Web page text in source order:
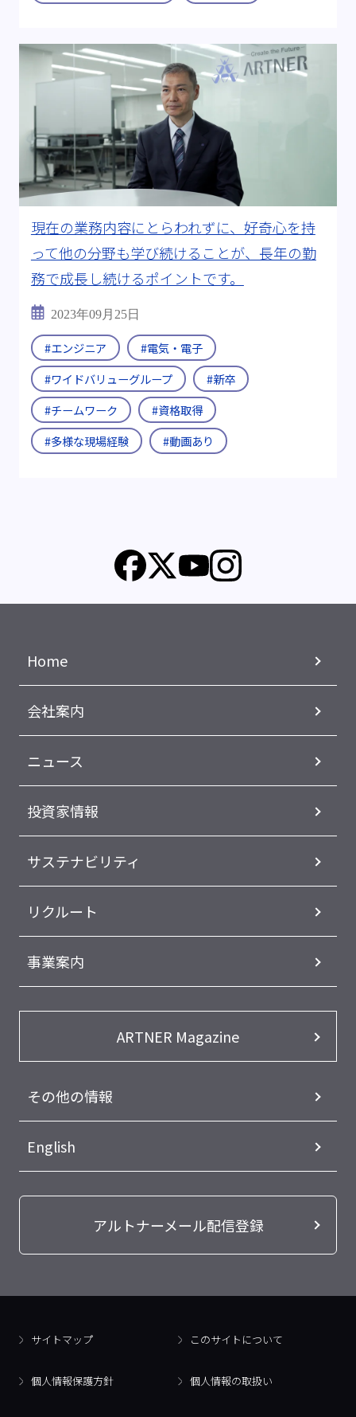
現在の業務内容にとらわれずに、好奇心を持
って他の分野も学び続けることが、長年の勤
務で成長し続けるポイントです。
2023年09月25日
#エンジニア
#電気・電子
#ワイドバリューグループ
#新卒
#チームワーク
#資格取得
#多様な現場経験
#動画あり
Home
会社案内
ニュース
投資家情報
サステナビリティ
リクルート
事業案内
ARTNER Magazine
その他の情報
English
アルトナーメール配信登録
サイトマップ このサイトについて
個人情報保護方針 個人情報の取扱い